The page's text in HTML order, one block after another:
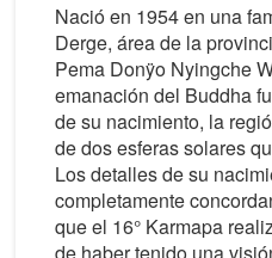
Nació en 1954 en una
Derge, área de la
Pema Donÿo Nyingche
emanación del Buddha
de su nacimiento, la
de dos esferas solares
Los detalles de su
completamente
que el 16° Karmapa
de haber tenido una